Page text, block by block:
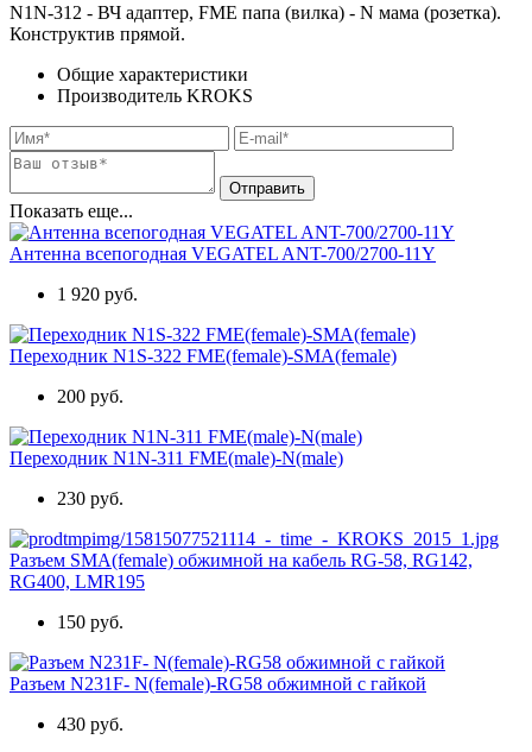
N1N-312 - ВЧ адаптер, FME папа (вилка) - N мама (розетка).
Конструктив прямой.
Общие характеристики
Производитель KROKS
Показать еще...
Антенна всепогодная VEGATEL ANT-700/2700-11Y
1 920 руб.
Переходник N1S-322 FME(female)-SMA(female)
200 руб.
Переходник N1N-311 FME(male)-N(male)
230 руб.
Разъем SMA(female) обжимной на кабель RG-58, RG142,
RG400, LMR195
150 руб.
Разъем N231F- N(female)-RG58 обжимной с гайкой
430 руб.